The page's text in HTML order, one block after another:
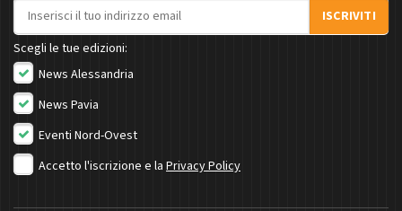
Indirizzo email
ISCRIVITI
Scegli le tue edizioni:
News Alessandria
News Pavia
Eventi Nord-Ovest
Accetto l'iscrizione e la Privacy Policy